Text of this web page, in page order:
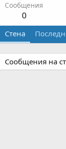
Сообщения
0
Стена
Сообщения на